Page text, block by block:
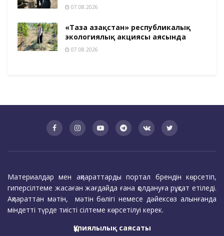
07.08.2026
«Таза Қазақстан» республикалық
экологиялық акциясы аясында
07.08.2026
Материалдар мен ақпараттарды портал брендін көрсетіп,
гиперсілтеме жасаған жағдайда ғана қолдануға рұқсат етіледі.
Ақпараттан мәтін, мәтін бөлігі немесе дәйексөз алынғанда
міндетті түрде тиісті сілтеме көрсетілуі керек.
Құпиялылық саясаты